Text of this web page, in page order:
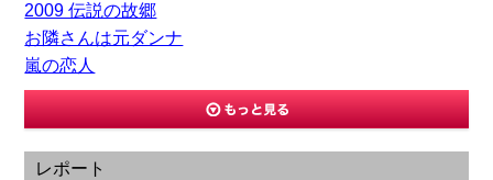
2009 伝説の故郷
お隣さんは元ダンナ
嵐の恋人
レポート